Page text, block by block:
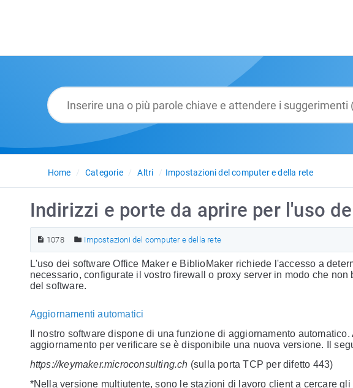
Home Categorie Altri Impostazioni del computer e della rete
Indirizzi e porte da aprire per l'uso
1078 Impostazioni del computer e della rete
L'uso dei software Office Maker e BiblioMaker richiede l'accesso a
necessario, configurate il vostro firewall o proxy server in modo che
del software.
Aggiornamenti automatici
Il nostro software dispone di una funzione di aggiornamento
aggiornamento per verificare se è disponibile una nuova versione. Il
https://keymaker.microconsulting.ch (sulla porta TCP per difetto 443)
*Nella versione multiutente, sono le stazioni di lavoro client a cercare